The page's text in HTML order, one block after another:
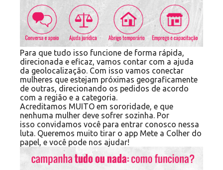
Para que tudo isso funcione de forma rápida,
direcionada e eficaz, vamos contar com a ajuda
da geolocalização. Com isso vamos conectar
mulheres que estejam próximas geograficamente
de outras, direcionando os pedidos de acordo
com a região e a categoria.
Acreditamos MUITO em sororidade, e que
nenhuma mulher deve sofrer sozinha. Por
isso convidamos você para entrar conosco nessa
luta. Queremos muito tirar o app Mete a Colher do
papel, e você pode nos ajudar!